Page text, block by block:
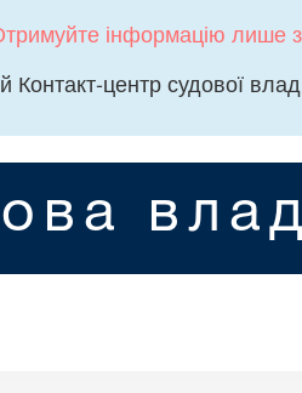
інформацію лише
Контакт-центр судової